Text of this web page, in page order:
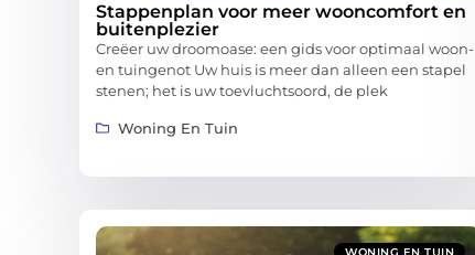
Stappenplan voor meer wooncomfort en
buitenplezier
Creëer uw droomoase: een gids voor optimaal woon-
en tuingenot Uw huis is meer dan alleen een stapel
stenen; het is uw toevluchtsoord, de plek
Woning En Tuin
WONING EN TUIN